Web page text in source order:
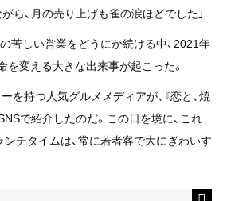
、月の売り上げも雀の涙ほどでした」
苦しい営業をどうにか続ける中、2021年
を変える大きな出来事が起こった。
を持つ人気グルメメディアが、『恋と、焼
で紹介したのだ。この日を境に、これ
チタイムは、常に若者客で大にぎわいす